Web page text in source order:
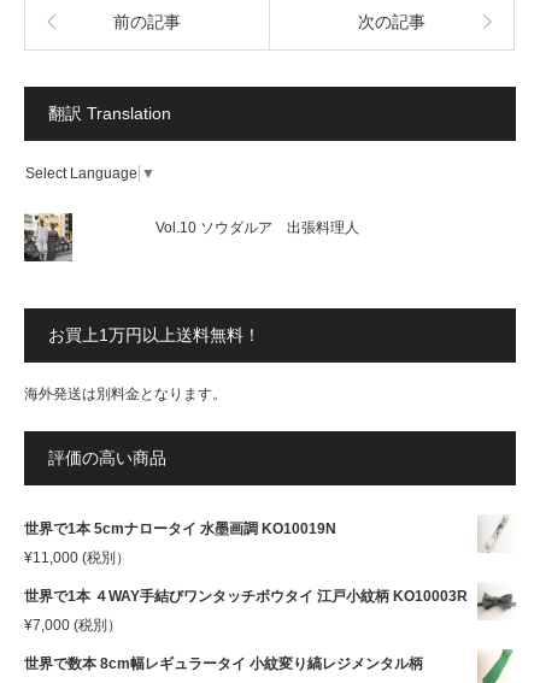
前の記事 次の記事
翻訳 Translation
Select Language ▼
Vol.10 ソウダルア 出張料理人
お買上1万円以上送料無料！
海外発送は別料金となります。
評価の高い商品
世界で1本 5cmナロータイ 水墨画調 KO10019N
¥11,000 (税別）
世界で1本 ４WAY手結びワンタッチボウタイ 江戸小紋柄 KO10003R
¥7,000 (税別）
世界で数本 8cm幅レギュラータイ 小紋変り縞レジメンタル柄